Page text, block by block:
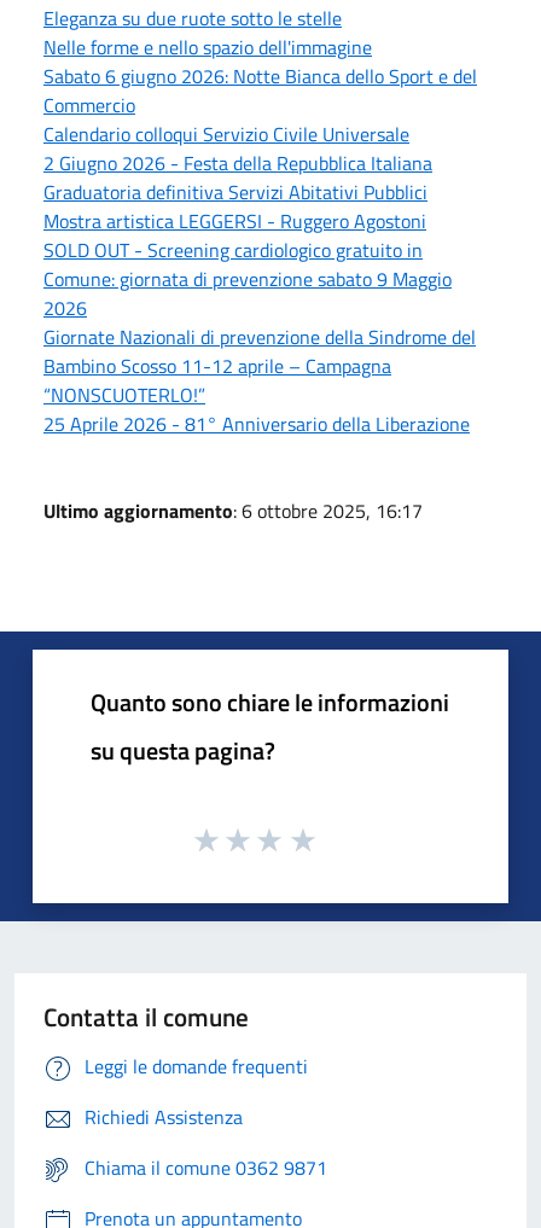
Eleganza su due ruote sotto le stelle
Nelle forme e nello spazio dell'immagine
Sabato 6 giugno 2026: Notte Bianca dello Sport e del
Commercio
Calendario colloqui Servizio Civile Universale
2 Giugno 2026 - Festa della Repubblica Italiana
Graduatoria definitiva Servizi Abitativi Pubblici
Mostra artistica LEGGERSI - Ruggero Agostoni
SOLD OUT - Screening cardiologico gratuito in
Comune: giornata di prevenzione sabato 9 Maggio
2026
Giornate Nazionali di prevenzione della Sindrome del
Bambino Scosso 11-12 aprile – Campagna
“NONSCUOTERLO!”
25 Aprile 2026 - 81° Anniversario della Liberazione
Ultimo aggiornamento: 6 ottobre 2025, 16:17
Quanto sono chiare le informazioni
su questa pagina?
Contatta il comune
Leggi le domande frequenti
Richiedi Assistenza
Chiama il comune 0362 9871
Prenota un appuntamento